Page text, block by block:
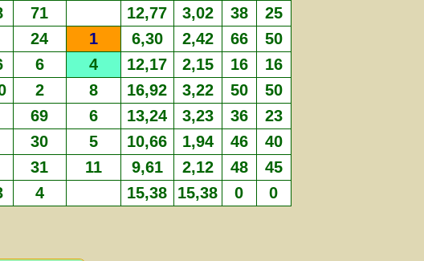
71 12,77 3,02 38 25
24 1 6,30 2,42 66 50
6 4 12,17 2,15 16 16
2 8 16,92 3,22 50 50
69 6 13,24 3,23 36 23
30 5 10,66 1,94 46 40
31 11 9,61 2,12 48 45
4 15,38 15,38 0 0